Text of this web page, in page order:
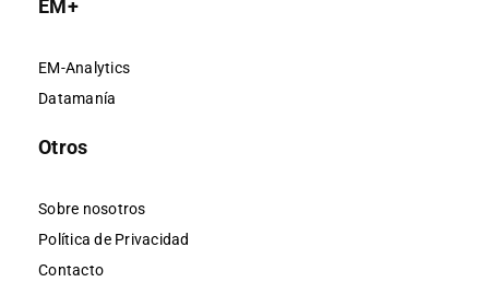
EM+
EM-Analytics
Datamanía
Otros
Sobre nosotros
Política de Privacidad
Contacto